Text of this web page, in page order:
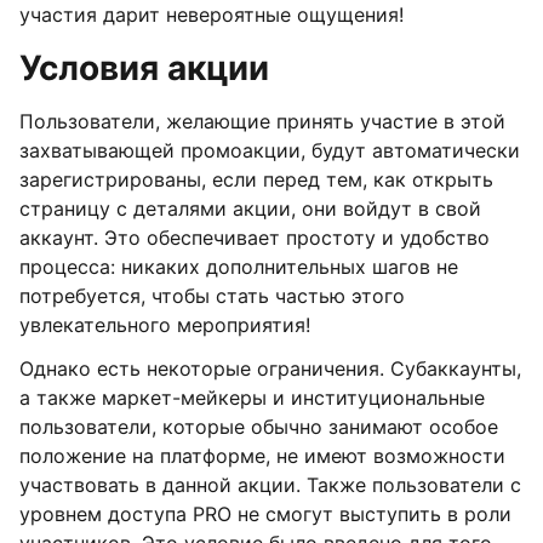
участия дарит невероятные ощущения!
Условия акции
Пользователи, желающие принять участие в этой
захватывающей промоакции, будут автоматически
зарегистрированы, если перед тем, как открыть
страницу с деталями акции, они войдут в свой
аккаунт. Это обеспечивает простоту и удобство
процесса: никаких дополнительных шагов не
потребуется, чтобы стать частью этого
увлекательного мероприятия!
Однако есть некоторые ограничения. Субаккаунты,
а также маркет-мейкеры и институциональные
пользователи, которые обычно занимают особое
положение на платформе, не имеют возможности
участвовать в данной акции. Также пользователи с
уровнем доступа PRO не смогут выступить в роли